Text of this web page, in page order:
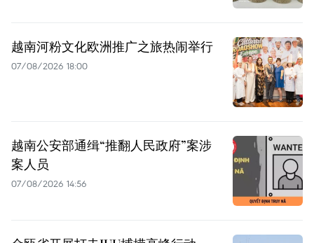
越南河粉文化欧洲推广之旅热闹举行
07/08/2026 18:00
越南公安部通缉“推翻人民政府”案涉
案人员
07/08/2026 14:56